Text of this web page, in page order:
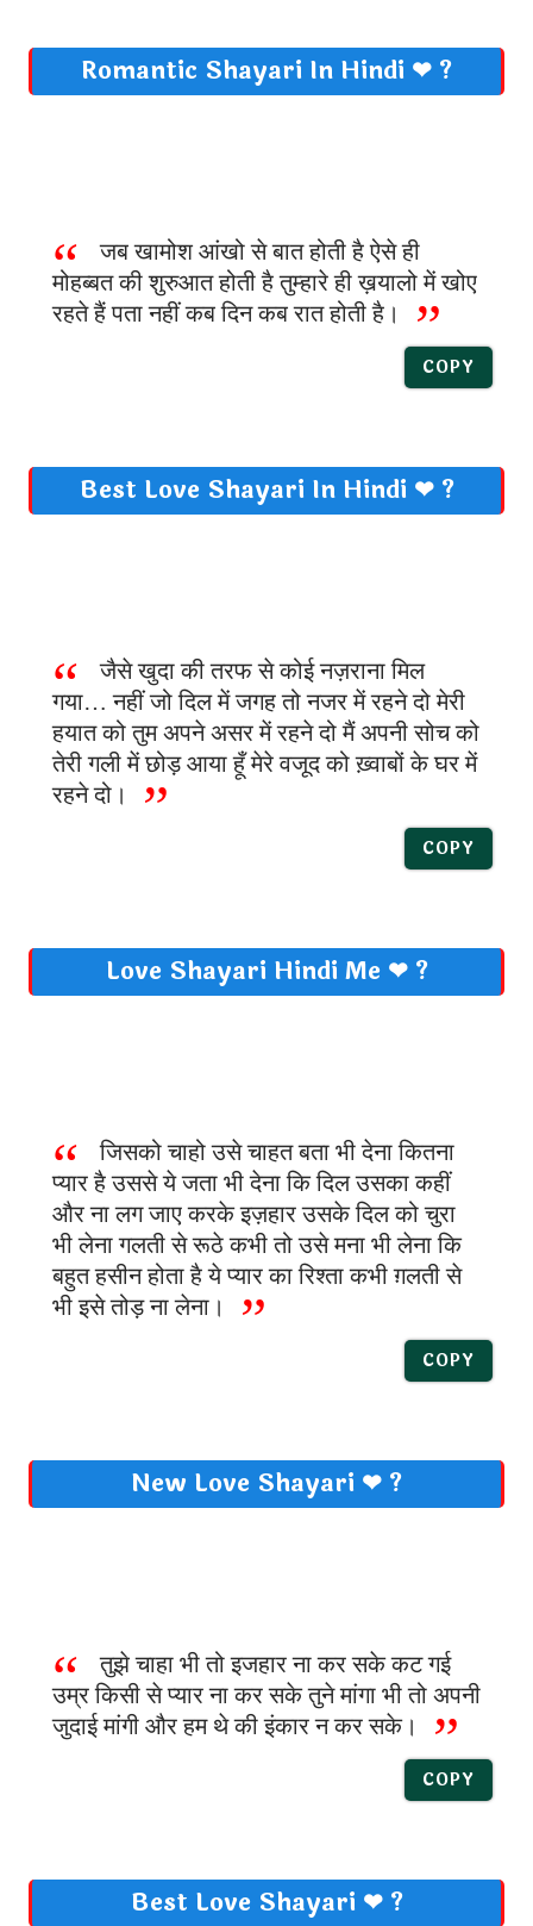
Romantic Shayari In Hindi ❤ ?
जब खामोश आंखो से बात होती है ऐसे ही
मोहब्बत की शुरुआत होती है तुम्हारे ही ख़यालो में खोए
रहते हैं पता नहीं कब दिन कब रात होती है।
COPY
Best Love Shayari In Hindi ❤ ?
जैसे खुदा की तरफ से कोई नज़राना मिल
गया… नहीं जो दिल में जगह तो नजर में रहने दो मेरी
हयात को तुम अपने असर में रहने दो मैं अपनी सोच को
तेरी गली में छोड़ आया हूँ मेरे वजूद को ख़्वाबों के घर में
रहने दो।
COPY
Love Shayari Hindi Me ❤ ?
जिसको चाहो उसे चाहत बता भी देना कितना
प्यार है उससे ये जता भी देना कि दिल उसका कहीं
और ना लग जाए करके इज़हार उसके दिल को चुरा
भी लेना गलती से रूठे कभी तो उसे मना भी लेना कि
बहुत हसीन होता है ये प्यार का रिश्ता कभी ग़लती से
भी इसे तोड़ ना लेना।
COPY
New Love Shayari ❤ ?
तुझे चाहा भी तो इजहार ना कर सके कट गई
उम्र किसी से प्यार ना कर सके तुने मांगा भी तो अपनी
जुदाई मांगी और हम थे की इंकार न कर सके।
COPY
Best Love Shayari ❤ ?